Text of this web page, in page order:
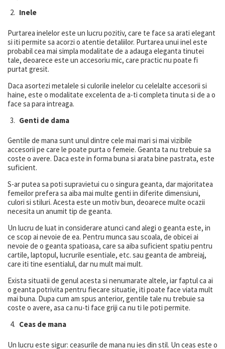
Inele
Purtarea inelelor este un lucru pozitiv, care te face sa arati elegant
si iti permite sa acorzi o atentie detaliilor. Purtarea unui inel este
probabil cea mai simpla modalitate de a adauga eleganta tinutei
tale, deoarece este un accesoriu mic, care practic nu poate fi
purtat gresit.
Daca asortezi metalele si culorile inelelor cu celelalte accesorii si
haine, este o modalitate excelenta de a-ti completa tinuta si de a o
face sa para intreaga.
Genti de dama
Gentile de mana sunt unul dintre cele mai mari si mai vizibile
accesorii pe care le poate purta o femeie. Geanta ta nu trebuie sa
coste o avere. Daca este in forma buna si arata bine pastrata, este
suficient.
S-ar putea sa poti supravietui cu o singura geanta, dar majoritatea
femeilor prefera sa aiba mai multe genti in diferite dimensiuni,
culori si stiluri. Acesta este un motiv bun, deoarece multe ocazii
necesita un anumit tip de geanta.
Un lucru de luat in considerare atunci cand alegi o geanta este, in
ce scop ai nevoie de ea. Pentru munca sau scoala, de obicei ai
nevoie de o geanta spatioasa, care sa aiba suficient spatiu pentru
cartile, laptopul, lucrurile esentiale, etc. sau geanta de ambreiaj,
care iti tine esentialul, dar nu mult mai mult.
Exista situatii de genul acesta si nenumarate altele, iar faptul ca ai
o geanta potrivita pentru fiecare situatie, iti poate face viata mult
mai buna. Dupa cum am spus anterior, gentile tale nu trebuie sa
coste o avere, asa ca nu-ti face griji ca nu ti le poti permite.
Ceas de mana
Un lucru este sigur: ceasurile de mana nu ies din stil. Un ceas este o